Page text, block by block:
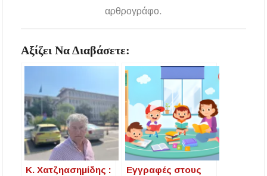
2 ευρώ η αμόλυβδη μέσα στην εβδομάδα
ανέργους ηλικίας 55 έως 67 ετών – Στους
43.000 οι συνολικοί ωφελούμενοι
Δεκαπενταύγουστος 2026 στη Μεγάλη Παναγία
Χαλκιδικής – Το πρόγραμμα των ιερών
ακολουθιών
Η Φωτεινή Βελεσιώτου έρχεται στην
Ουρανούπολη για μια μοναδική συναυλία στον
αρθρογράφο.
Αξίζει Να Διαβάσετε:
Κ. Χατζηασημίδης :
Εγγραφές στους